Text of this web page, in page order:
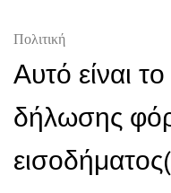
Πολιτική
Αυτό είναι
δήλωσης